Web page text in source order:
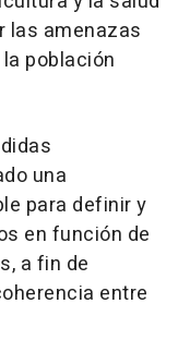
las amenazas
población
una
para definir y
en función de
a fin de
entre